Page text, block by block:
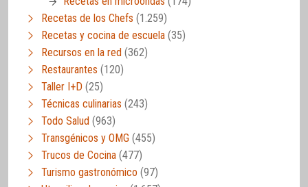
Recetas de los Chefs (1.259)
Recetas y cocina de escuela (35)
Recursos en la red (362)
Restaurantes (120)
Taller I+D (25)
Técnicas culinarias (243)
Todo Salud (963)
Transgénicos y OMG (455)
Trucos de Cocina (477)
Turismo gastronómico (97)